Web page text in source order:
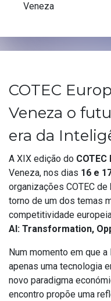
Veneza
COTEC
Veneza o
era da
A XIX edição do
Veneza, nos dias 16 e
organizações COTEC de
torno de um dos temas
competitividade
AI: Transformation,
Num momento em que
apenas uma tecnologia
novo paradigma
encontro propõe uma